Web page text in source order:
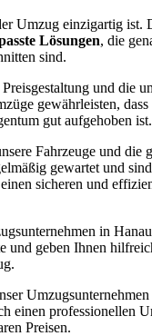
Umzug einzigartig ist.
Lösungen, die
sind.
und die
gewährleisten, dass
gut aufgehoben ist.
Fahrzeuge und die
gewartet und
sicheren und
in
und geben Ihnen
einen professionellen
Preisen.